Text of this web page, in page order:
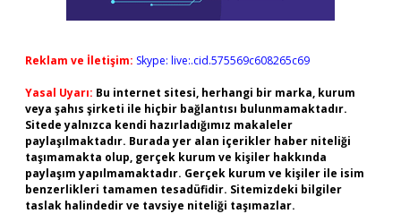
Reklam ve İletişim: Skype: live:.cid.575569c608265c69
Yasal Uyarı: Bu internet sitesi, herhangi bir marka, kurum
veya şahıs şirketi ile hiçbir bağlantısı bulunmamaktadır.
Sitede yalnızca kendi hazırladığımız makaleler
paylaşılmaktadır. Burada yer alan içerikler haber niteliği
taşımamakta olup, gerçek kurum ve kişiler hakkında
paylaşım yapılmamaktadır. Gerçek kurum ve kişiler ile isim
benzerlikleri tamamen tesadüfidir. Sitemizdeki bilgiler
taslak halindedir ve tavsiye niteliği taşımazlar.